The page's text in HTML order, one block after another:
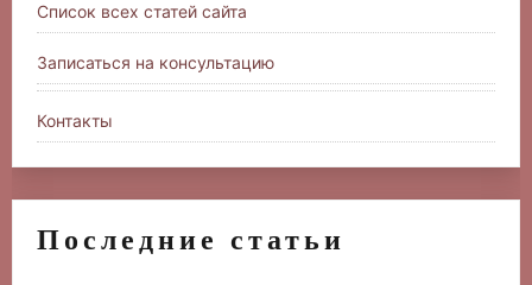
Список всех статей сайта
Записаться на консультацию
Контакты
Последние статьи